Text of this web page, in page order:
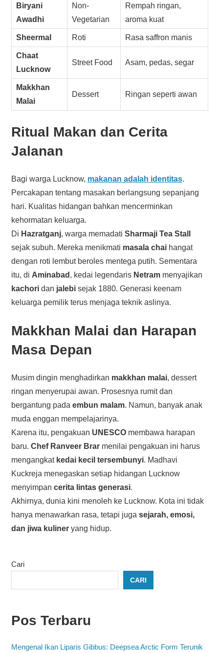
Biryani
Awadhi
Non-
Vegetarian
Rempah ringan,
aroma kuat
Sheermal Roti Rasa saffron manis
Chaat
Lucknow
Street Food Asam, pedas, segar
Makkhan
Malai
Dessert Ringan seperti awan
Ritual Makan dan Cerita
Jalanan
Bagi warga Lucknow, makanan adalah identitas.
Percakapan tentang masakan berlangsung sepanjang
hari. Kualitas hidangan bahkan mencerminkan
kehormatan keluarga.
Di Hazratganj, warga memadati Sharmaji Tea Stall
sejak subuh. Mereka menikmati masala chaihangat
dengan roti lembut beroles mentega putih. Sementara
itu, di Aminabad , kedai legendaris Netrammenyajikan
kachoridan jalebisejak 1880. Generasi keenam
keluarga pemilik terus menjaga teknik aslinya.
Makkhan Malai dan Harapan
Masa Depan
Musim dingin menghadirkan makkhan malai, dessert
ringan menyerupai awan. Prosesnya rumit dan
bergantung pada embun malam. Namun, banyak anak
muda enggan mempelajarinya.
Karena itu, pengakuan UNESCOmembawa harapan
baru. Chef Ranveer Brarmenilai pengakuan ini harus
mengangkat kedai kecil tersembunyi. Madhavi
Kuckreja menegaskan setiap hidangan Lucknow
menyimpan cerita lintas generasi.
Akhirnya, dunia kini menoleh ke Lucknow. Kota ini tidak
hanya menawarkan rasa, tetapi juga sejarah, emosi,
dan jiwa kulineryang hidup.
Cari
CARI
Pos Terbaru
Mengenal Ikan Liparis Gibbus: Deepsea Arctic Form Terunik